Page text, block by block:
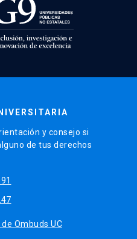
y consejo si
de tus derechos
Ombuds UC